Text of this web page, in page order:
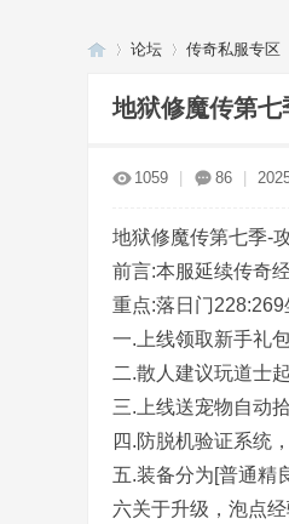
论坛 传奇私服专区
地狱修魔传第
1059 86
地狱修魔传第七季-
前言:本服延续传奇
重点:落日门
一.上线领取新手礼
二.散人建议玩道士
三.上线送宠物自动
四.防脱机验证系统
五.装备分为[普通精
六关于升级，泡点